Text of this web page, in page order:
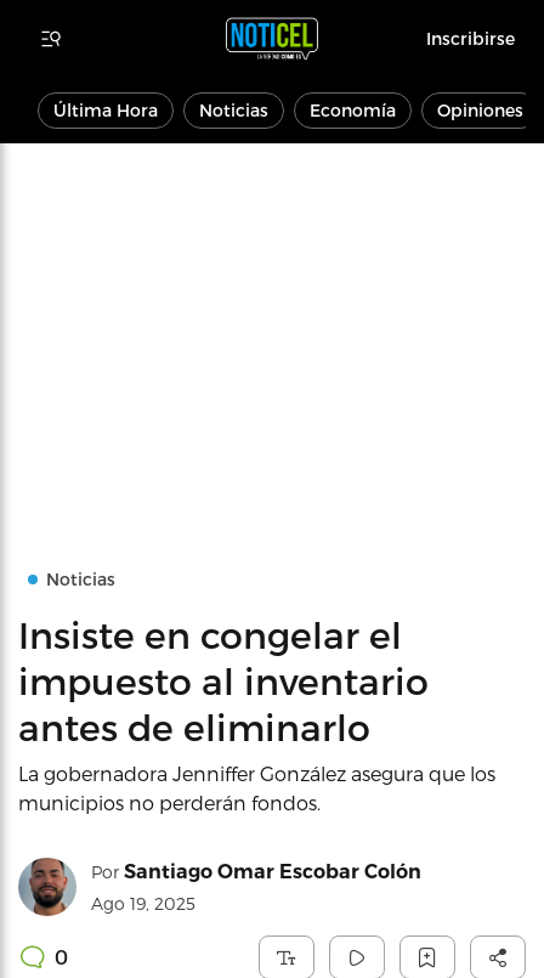
Inscribirse
Última Hora Noticias Economía Opiniones
Noticias
Insiste en congelar el
impuesto al inventario
antes de eliminarlo
La gobernadora Jenniffer González asegura que los
municipios no perderán fondos.
Por Santiago Omar Escobar Colón
Ago 19, 2025
0